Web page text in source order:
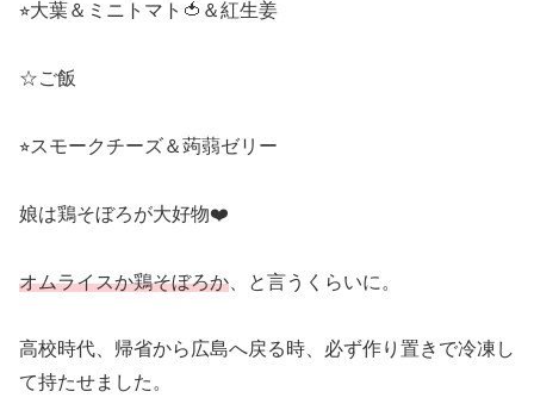
⭐︎大葉＆ミニトマト🍅＆紅生姜
☆ご飯
⭐︎スモークチーズ＆蒟蒻ゼリー
娘は鶏そぼろが大好物❤️
オムライスか鶏そぼろか 、と言うくらいに。
高校時代、帰省から広島へ戻る時、必ず作り置きで冷凍し
て持たせました。